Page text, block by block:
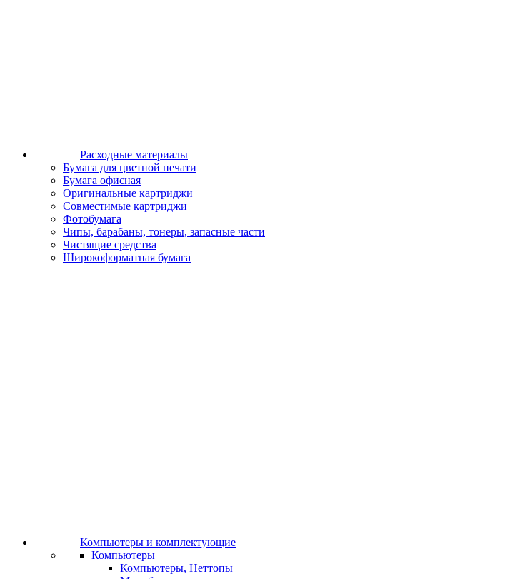
Расходные материалы
Бумага для цветной печати
Бумага офисная
Оригинальные картриджи
Совместимые картриджи
Фотобумага
Чипы, барабаны, тонеры, запасные части
Чистящие средства
Широкоформатная бумага
Компьютеры и комплектующие
Компьютеры
Компьютеры, Неттопы